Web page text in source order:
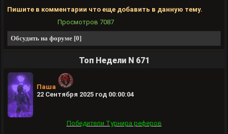
Пишите в комментарии что еще добавить в данную тему.
Просмотров 7087
Обсудить на форуме [0]
Топ Недели N 671
Паша
22 Сентября 2025 год 00:00:04
Победители Турнира реферов